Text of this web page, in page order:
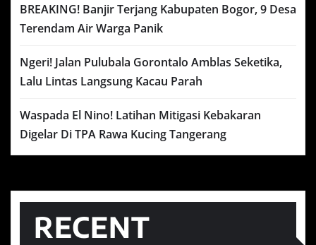
BREAKING! Banjir Terjang Kabupaten Bogor, 9 Desa
Terendam Air Warga Panik
Ngeri! Jalan Pulubala Gorontalo Amblas Seketika,
Lalu Lintas Langsung Kacau Parah
Waspada El Nino! Latihan Mitigasi Kebakaran
Digelar Di TPA Rawa Kucing Tangerang
RECENT